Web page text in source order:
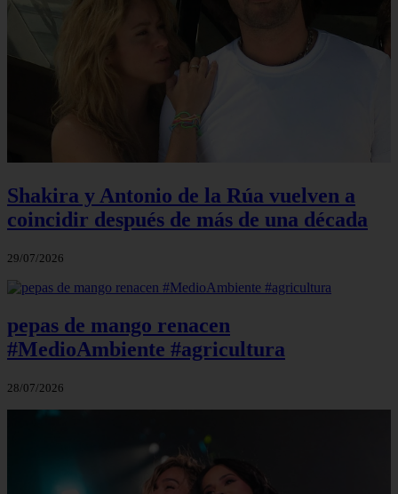
Shakira y Antonio de la Rúa vuelven a
coincidir después de más de una década
29/07/2026
pepas de mango renacen
#MedioAmbiente #agricultura
28/07/2026